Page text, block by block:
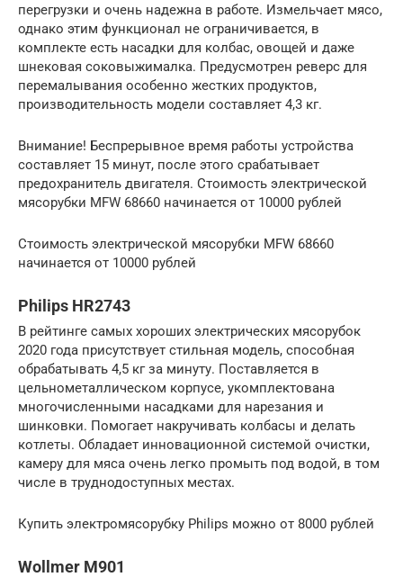
перегрузки и очень надежна в работе. Измельчает мясо,
однако этим функционал не ограничивается, в
комплекте есть насадки для колбас, овощей и даже
шнековая соковыжималка. Предусмотрен реверс для
перемалывания особенно жестких продуктов,
производительность модели составляет 4,3 кг.
Внимание! Беспрерывное время работы устройства
составляет 15 минут, после этого срабатывает
предохранитель двигателя. Стоимость электрической
мясорубки MFW 68660 начинается от 10000 рублей
Стоимость электрической мясорубки MFW 68660
начинается от 10000 рублей
Philips HR2743
В рейтинге самых хороших электрических мясорубок
2020 года присутствует стильная модель, способная
обрабатывать 4,5 кг за минуту. Поставляется в
цельнометаллическом корпусе, укомплектована
многочисленными насадками для нарезания и
шинковки. Помогает накручивать колбасы и делать
котлеты. Обладает инновационной системой очистки,
камеру для мяса очень легко промыть под водой, в том
числе в труднодоступных местах.
Купить электромясорубку Philips можно от 8000 рублей
Wollmer M901